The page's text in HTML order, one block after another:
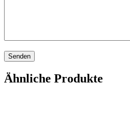
Ähnliche Produkte